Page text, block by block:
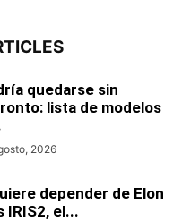
quedarse sin
lista de modelos
2026
depender de Elon
IRIS2, el...